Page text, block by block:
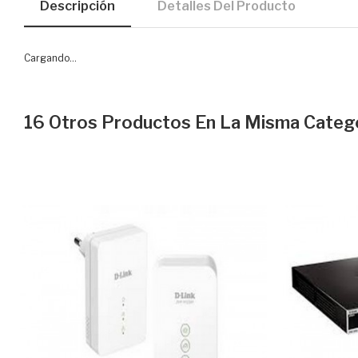
Descripción Detalles Del Producto
Cargando...
16 Otros Productos En La Misma